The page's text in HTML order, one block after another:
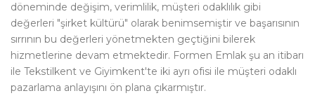
döneminde değişim, verimlilik, müşteri odaklılık gibi
değerleri "şirket kültürü" olarak benimsemiştir ve başarısının
sırrının bu değerleri yönetmekten geçtiğini bilerek
hizmetlerine devam etmektedir. Formen Emlak şu an itibarı
ile Tekstilkent ve Giyimkent'te iki ayrı ofisi ile müşteri odaklı
pazarlama anlayışını ön plana çıkarmıştır.